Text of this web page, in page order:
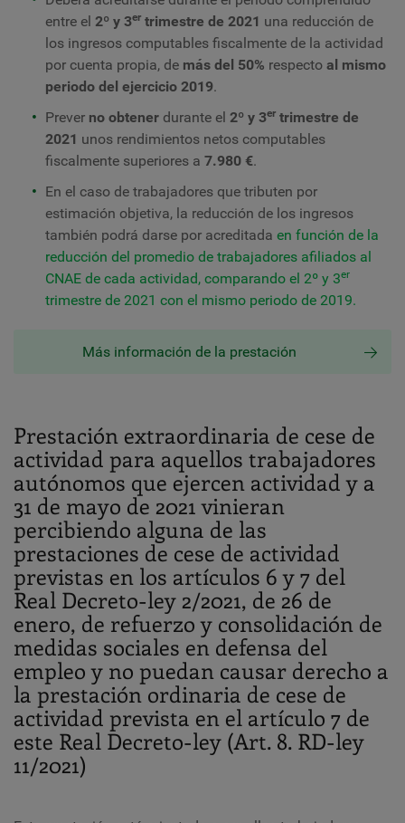
entre el 2º y 3er trimestre de 2021 una reducción de
los ingresos computables fiscalmente de la actividad
por cuenta propia, de más del 50% respecto al mismo
periodo del ejercicio 2019.
Prever no obtener durante el 2º y 3er trimestre de
2021 unos rendimientos netos computables
fiscalmente superiores a 7.980 €.
En el caso de trabajadores que tributen por
estimación objetiva, la reducción de los ingresos
también podrá darse por acreditada en función de la
reducción del promedio de trabajadores afiliados al
CNAE de cada actividad, comparando el 2º y 3er
trimestre de 2021 con el mismo periodo de 2019.
Más información de la prestación
Prestación extraordinaria de cese de
actividad para aquellos trabajadores
autónomos que ejercen actividad y a
31 de mayo de 2021 vinieran
percibiendo alguna de las
prestaciones de cese de actividad
previstas en los artículos 6 y 7 del
Real Decreto-ley 2/2021, de 26 de
enero, de refuerzo y consolidación de
medidas sociales en defensa del
empleo y no puedan causar derecho a
la prestación ordinaria de cese de
actividad prevista en el artículo 7 de
este Real Decreto-ley (Art. 8. RD-ley
11/2021)